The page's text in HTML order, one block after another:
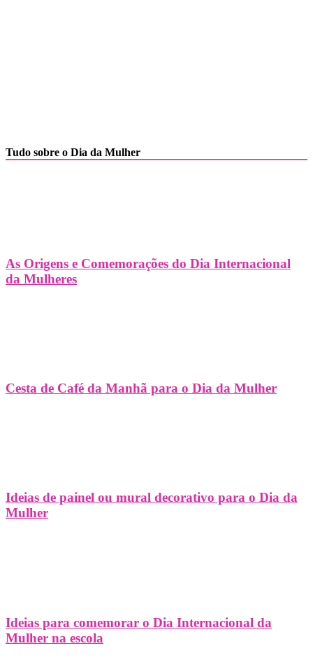
Tudo sobre o Dia da Mulher
As Origens e Comemorações do Dia Internacional
da Mulheres
Cesta de Café da Manhã para o Dia da Mulher
Ideias de painel ou mural decorativo para o Dia da
Mulher
Ideias para comemorar o Dia Internacional da
Mulher na escola